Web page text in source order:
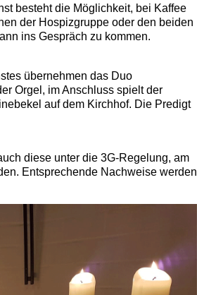
besteht die Möglichkeit, bei Kaffee
der Hospizgruppe oder den beiden
ins Gespräch zu kommen.
übernehmen das Duo
Orgel, im Anschluss spielt der
auf dem Kirchhof. Die Predigt
diese unter die 3G-Regelung, am
Entsprechende Nachweise werden